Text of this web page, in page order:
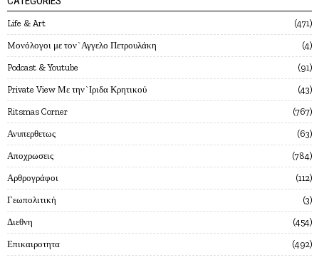
Life & Art 471
Mονόλογοι με τον`Αγγελο Πετρουλάκη 4
Podcast & Youtube 91
Private View Με την`Ιριδα Κρητικού 43
Ritsmas Corner 767
Ανυπερθετως 63
Αποχρωσεις 784
Αρθρογράφοι 112
Γεωπολιτική 3
Διεθνη 454
Επικαιροτητα 492